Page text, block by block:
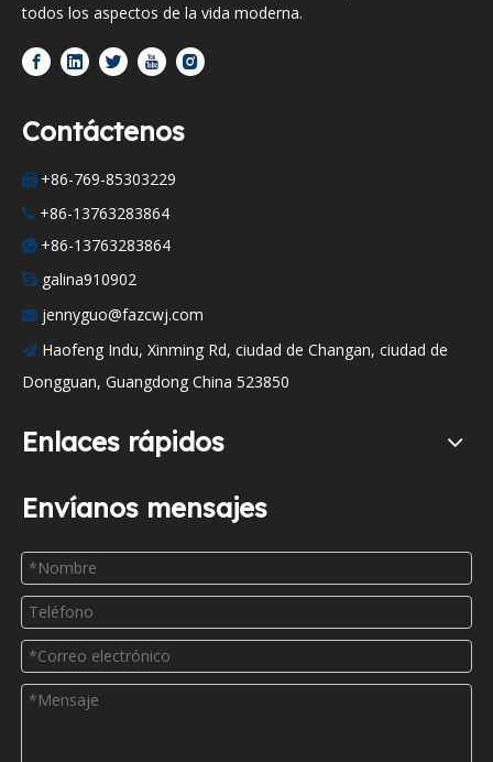
todos los aspectos de la vida moderna.
Contáctenos
 +86-769-85303229
 +86-13763283864
 +86-13763283864
 galina910902
 jennyguo@fazcwj.com
 Haofeng Indu, Xinming Rd, ciudad de Changan, ciudad de
Dongguan, Guangdong China 523850
Enlaces rápidos
Envíanos mensajes